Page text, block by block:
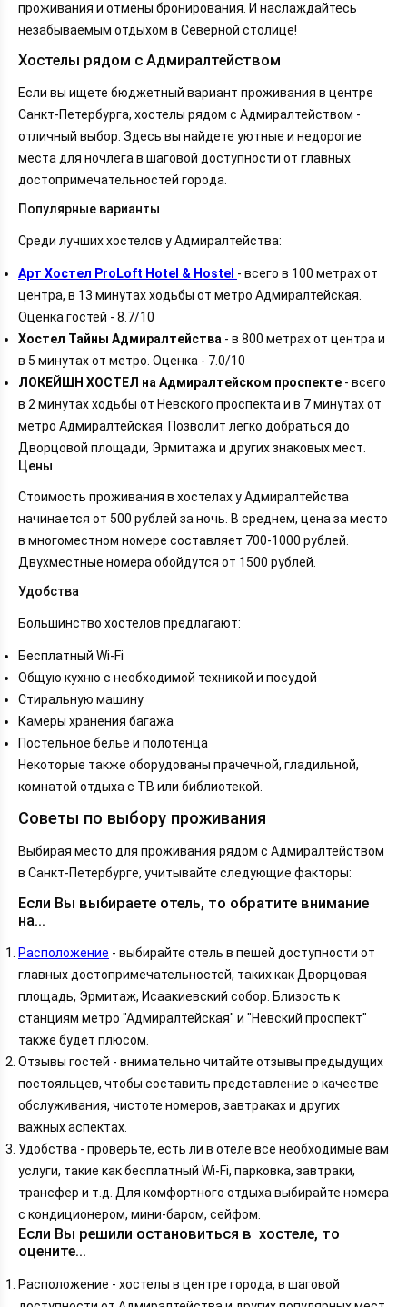
проживания и отмены бронирования. И наслаждайтесь
незабываемым отдыхом в Северной столице!
Хостелы рядом с Адмиралтейством
Если вы ищете бюджетный вариант проживания в центре
Санкт-Петербурга, хостелы рядом с Адмиралтейством -
отличный выбор. Здесь вы найдете уютные и недорогие
места для ночлега в шаговой доступности от главных
достопримечательностей города.
Популярные варианты
Среди лучших хостелов у Адмиралтейства:
Арт Хостел ProLoft Hotel & Hostel - всего в 100 метрах от
центра, в 13 минутах ходьбы от метро Адмиралтейская.
Оценка гостей - 8.7/10
Хостел Тайны Адмиралтейства - в 800 метрах от центра и
в 5 минутах от метро. Оценка - 7.0/10
ЛОКЕЙШН ХОСТЕЛ на Адмиралтейском проспекте - всего
в 2 минутах ходьбы от Невского проспекта и в 7 минутах от
метро Адмиралтейская. Позволит легко добраться до
Дворцовой площади, Эрмитажа и других знаковых мест.
Цены
Стоимость проживания в хостелах у Адмиралтейства
начинается от 500 рублей за ночь. В среднем, цена за место
в многоместном номере составляет 700-1000 рублей.
Двухместные номера обойдутся от 1500 рублей.
Удобства
Большинство хостелов предлагают:
Бесплатный Wi-Fi
Общую кухню с необходимой техникой и посудой
Стиральную машину
Камеры хранения багажа
Постельное белье и полотенца
Некоторые также оборудованы прачечной, гладильной,
комнатой отдыха с ТВ или библиотекой.
Советы по выбору проживания
Выбирая место для проживания рядом с Адмиралтейством
в Санкт-Петербурге, учитывайте следующие факторы:
Если Вы выбираете отель, то обратите внимание
на...
Расположение - выбирайте отель в пешей доступности от
главных достопримечательностей, таких как Дворцовая
площадь, Эрмитаж, Исаакиевский собор. Близость к
станциям метро "Адмиралтейская" и "Невский проспект"
также будет плюсом.
Отзывы гостей - внимательно читайте отзывы предыдущих
постояльцев, чтобы составить представление о качестве
обслуживания, чистоте номеров, завтраках и других
важных аспектах.
Удобства - проверьте, есть ли в отеле все необходимые вам
услуги, такие как бесплатный Wi-Fi, парковка, завтраки,
трансфер и т.д. Для комфортного отдыха выбирайте номера
с кондиционером, мини-баром, сейфом.
Если Вы решили остановиться в хостеле, то
оцените...
Расположение - хостелы в центре города, в шаговой